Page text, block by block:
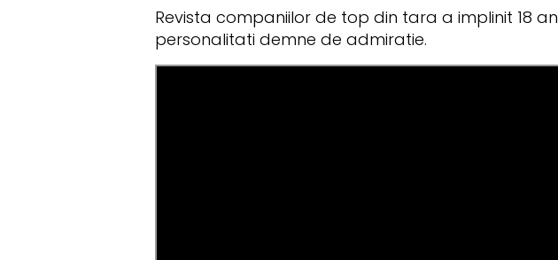
Revista companiilor de top din tara a implinit 18
personalitati demne de admiratie.